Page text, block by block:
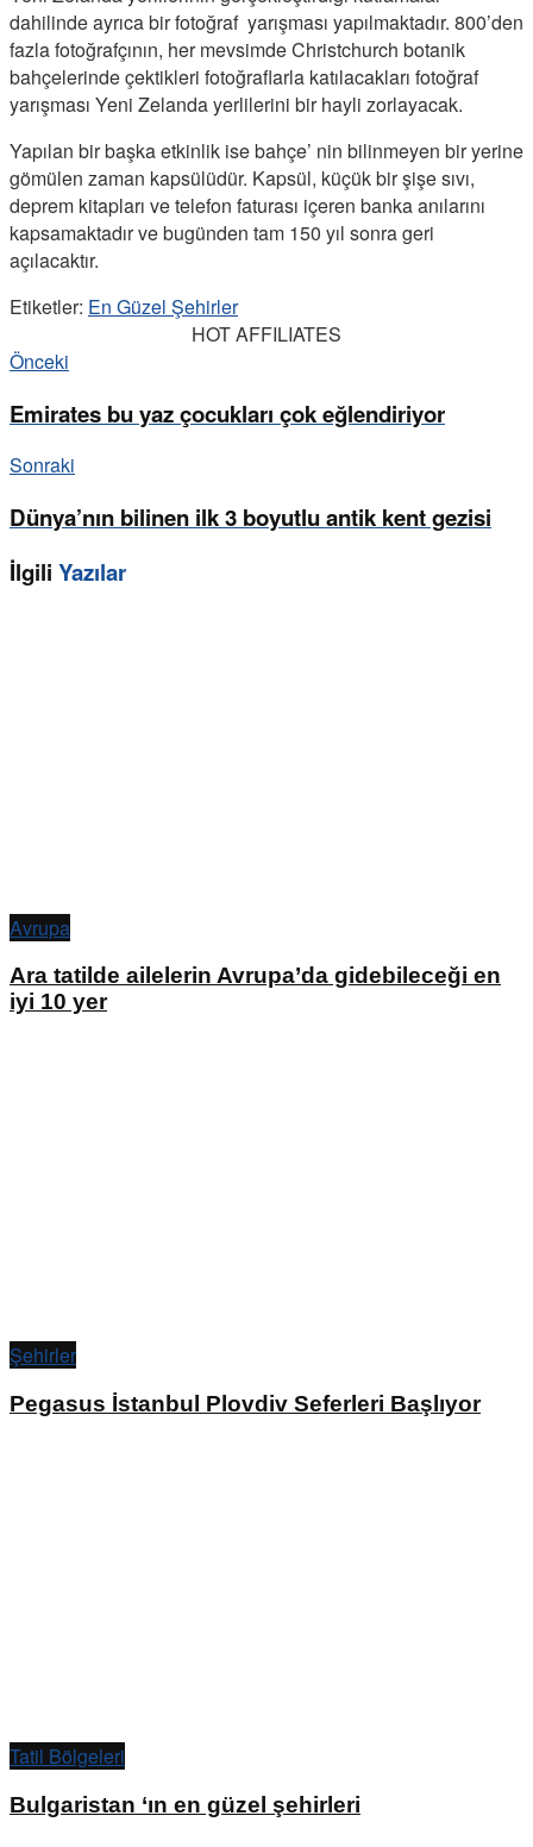
dahilinde ayrıca bir fotoğraf yarışması yapılmaktadır. 800’den
fazla fotoğrafçının, her mevsimde Christchurch botanik
bahçelerinde çektikleri fotoğraflarla katılacakları fotoğraf
yarışması Yeni Zelanda yerlilerini bir hayli zorlayacak.
Yapılan bir başka etkinlik ise bahçe’ nin bilinmeyen bir yerine
gömülen zaman kapsülüdür. Kapsül, küçük bir şişe sıvı,
deprem kitapları ve telefon faturası içeren banka anılarını
kapsamaktadır ve bugünden tam 150 yıl sonra geri
açılacaktır.
Etiketler: En Güzel Şehirler
HOT AFFILIATES
Önceki
Emirates bu yaz çocukları çok eğlendiriyor
Sonraki
Dünya’nın bilinen ilk 3 boyutlu antik kent gezisi
İlgili Yazılar
Avrupa
Ara tatilde ailelerin Avrupa’da gidebileceği en
iyi 10 yer
Şehirler
Pegasus İstanbul Plovdiv Seferleri Başlıyor
Tatil Bölgeleri
Bulgaristan ‘ın en güzel şehirleri